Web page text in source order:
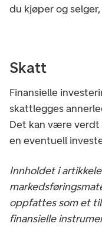
du kjøper og
Skatt
Finansielle
skattlegges
Det kan være verdt
en eventuell
Innholdet i
oppfattes som et
finansielle